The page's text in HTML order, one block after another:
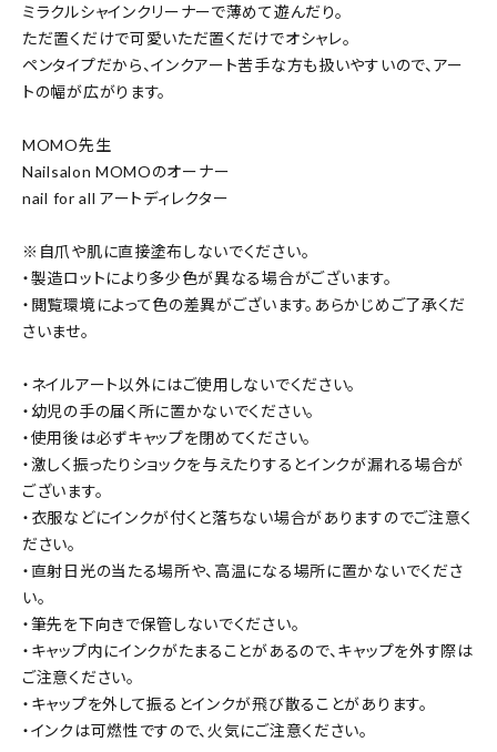
ミラクルシャインクリーナーで薄めて遊んだり。
ただ置くだけで可愛いただ置くだけでオシャレ。
ペンタイプだから、インクアート苦手な方も扱いやすいので、アー
トの幅が広がります。
MOMO先生
Nailsalon MOMOのオーナー
nail for all アートディレクター
※自爪や肌に直接塗布しないでください。
・製造ロットにより多少色が異なる場合がございます。
・閲覧環境によって色の差異がございます。あらかじめご了承くだ
さいませ。
・ネイルアート以外にはご使用しないでください。
・幼児の手の届く所に置かないでください。
・使用後は必ずキャップを閉めてください。
・激しく振ったりショックを与えたりするとインクが漏れる場合が
ございます。
・衣服などにインクが付くと落ちない場合がありますのでご注意く
ださい。
・直射日光の当たる場所や、高温になる場所に置かないでくださ
い。
・筆先を下向きで保管しないでください。
・キャップ内にインクがたまることがあるので、キャップを外す際は
ご注意ください。
・キャップを外して振るとインクが飛び散ることがあります。
・インクは可燃性ですので、火気にご注意ください。